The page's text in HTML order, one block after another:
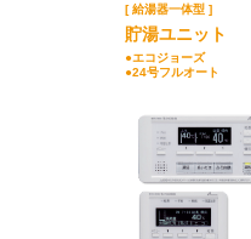
[ 給湯器一体型 ]
貯湯ユニット
●エコジョーズ
●24号フルオート